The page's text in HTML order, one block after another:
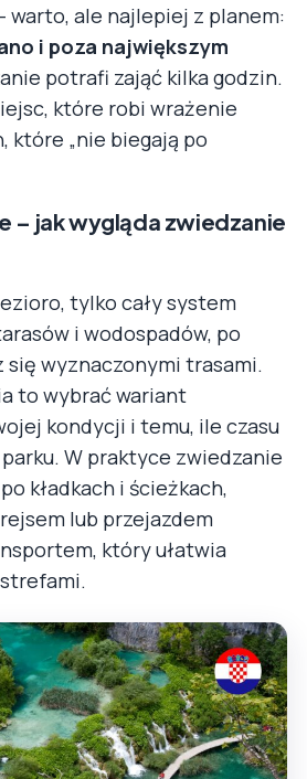
warto, ale najlepiej z planem:
i poza największym
potrafi zająć kilka godzin.
które robi wrażenie
które „nie biegają po
– jak wygląda zwiedzanie
tylko cały system
i wodospadów, po
się wyznaczonymi trasami.
to wybrać wariant
kondycji i temu, ile czasu
W praktyce zwiedzanie
kładkach i ścieżkach,
lub przejazdem
który ułatwia